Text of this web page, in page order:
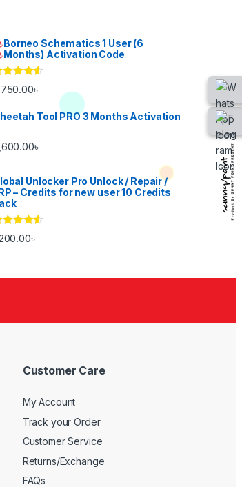
Borneo Schematics 1 User (6
Months) Activation Code
4.33
of 5
৳
Tool PRO 3 Months Activation
৳
Unlocker Pro Unlock / Repair /
– Credits for new user 10 Credits
4.33
of 5 ৳
Customer Care
My Account
Track your Order
Customer Service
Returns/Exchange
FAQs